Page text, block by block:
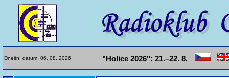
Dnešní datum: 06. 08. 2026 "Holice 2026": 21.–22. 8.